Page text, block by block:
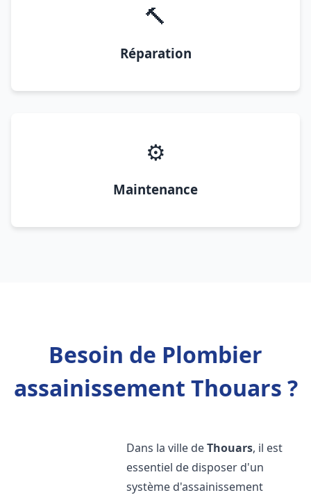
🔨
Réparation
⚙️
Maintenance
Besoin de Plombier
assainissement Thouars ?
Dans la ville deThouars, il est
essentiel de disposer d'un
système d'assainissement